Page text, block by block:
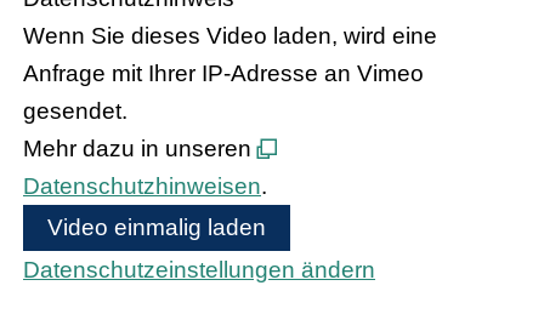
Wenn Sie dieses Video laden, wird eine
Anfrage mit Ihrer IP-Adresse an Vimeo
gesendet.
Mehr dazu in unseren
Datenschutzhinweisen.
Video einmalig laden
Datenschutzeinstellungen ändern